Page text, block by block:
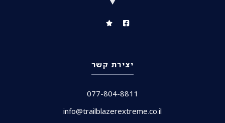
יצירת קשר
077-804-8811
info@trailblazerextreme.co.il